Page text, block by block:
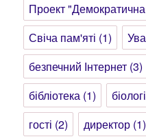
Проект
Свіча пам'яті (1)
безпечний Інтернет (3)
бібліотека (1)
гості (2) директор (1)